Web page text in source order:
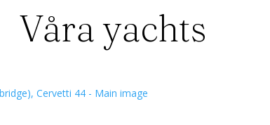
Våra yachts